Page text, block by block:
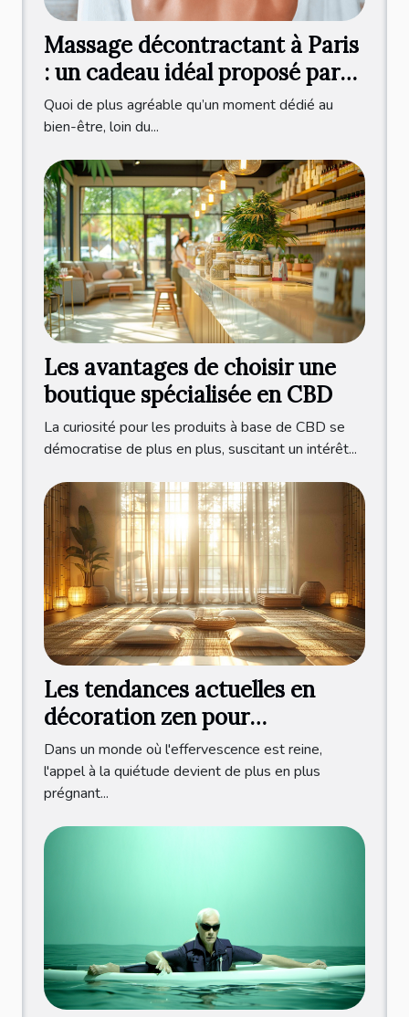
Massage décontractant à Paris
: un cadeau idéal proposé par
Olivier Lecocq !
Quoi de plus agréable qu’un moment dédié au
bien-être, loin du...
Les avantages de choisir une
boutique spécialisée en CBD
La curiosité pour les produits à base de CBD se
démocratise de plus en plus, suscitant un intérêt...
Les tendances actuelles en
décoration zen pour
transformer votre espace de
vie
Dans un monde où l'effervescence est reine,
l'appel à la quiétude devient de plus en plus
prégnant...